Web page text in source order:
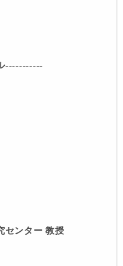
-----------
センター 教授